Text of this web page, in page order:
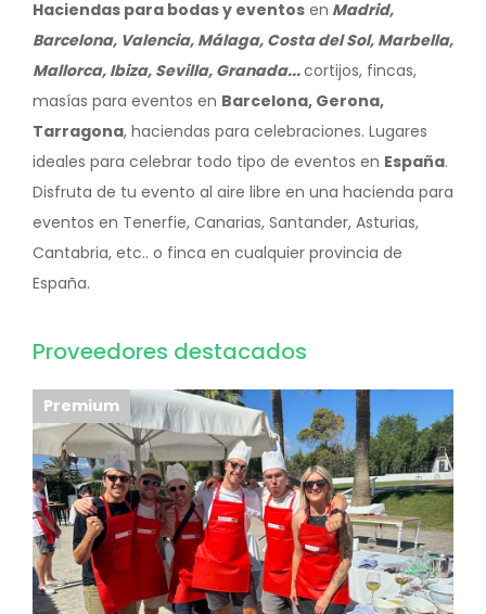
Haciendas para bodas y eventos en Madrid,
Barcelona, Valencia, Málaga, Costa del Sol, Marbella,
Mallorca, Ibiza, Sevilla, Granada...cortijos, fincas,
masías para eventos en Barcelona, Gerona,
Tarragona, haciendas para celebraciones. Lugares
ideales para celebrar todo tipo de eventos en España.
Disfruta de tu evento al aire libre en una hacienda para
eventos en Tenerfie, Canarias, Santander, Asturias,
Cantabria, etc.. o finca en cualquier provincia de
España.
Proveedores destacados
Premium